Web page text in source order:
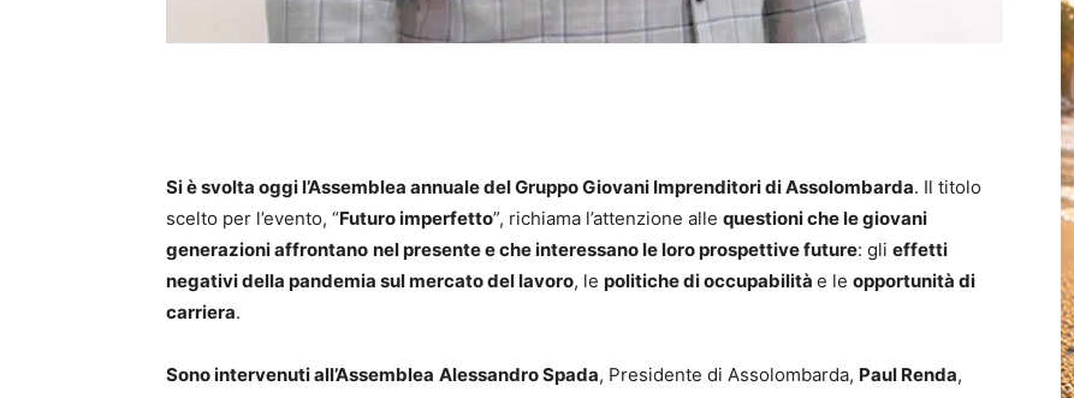
Si è svolta oggi l’Assemblea annuale del Gruppo Giovani Imprenditori di Assolombarda. Il titolo
scelto per l’evento, “Futuro imperfetto”, richiama l’attenzione alle questioni che le giovani
generazioni affrontano nel presente e che interessano le loro prospettive future: gli effetti
negativi della pandemia sul mercato del lavoro, le politiche di occupabilità e le opportunità di
carriera.
Sono intervenuti all’Assemblea Alessandro Spada, Presidente di Assolombarda, Paul Renda,